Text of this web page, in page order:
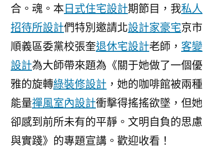
合。魂。本日式住宅設計期節目，我私人
招待所設計們特別邀請北設計家豪宅京市
順義區委黨校張奎退休宅設計老師， 客變
設計為大師帶來題為《關于她做了一個優
雅的旋轉綠裝修設計 ，她的咖啡館被兩種
能量禪風室內設計衝擊得搖搖欲墜，但她
卻感到前所未有的平靜。文明自負的思慮
與實踐》的專題宣講。歡迎收看！